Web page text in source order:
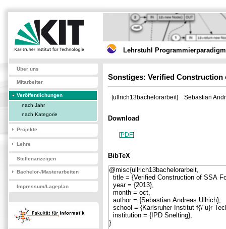
Lehrstuhl
Über uns
Mitarbeiter
Veröffentlichungen
nach Jahr
nach Kategorie
Projekte
Lehre
Stellenanzeigen
Bachelor-/Masterarbeiten
Impressum/Lageplan
Sonstiges: Verified Construction
[ullrich13bachelorarbeit] Sebastian
Download
[PDF]
BibTeX